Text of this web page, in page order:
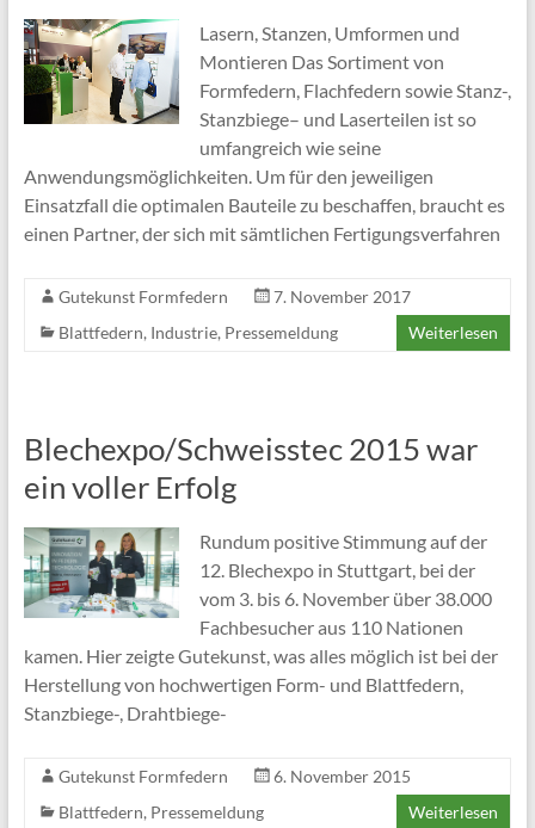
Lasern, Stanzen, Umformen und
Montieren Das Sortiment von
Formfedern, Flachfedern sowie Stanz-,
Stanzbiege– und Laserteilen ist so
umfangreich wie seine
Anwendungsmöglichkeiten. Um für den jeweiligen
Einsatzfall die optimalen Bauteile zu beschaffen, braucht es
einen Partner, der sich mit sämtlichen Fertigungsverfahren
Gutekunst Formfedern
7. November 2017
Blattfedern, Industrie, Pressemeldung Weiterlesen
Blechexpo/Schweisstec 2015 war
ein voller Erfolg
Rundum positive Stimmung auf der
12. Blechexpo in Stuttgart, bei der
vom 3. bis 6. November über 38.000
Fachbesucher aus 110 Nationen
kamen. Hier zeigte Gutekunst, was alles möglich ist bei der
Herstellung von hochwertigen Form- und Blattfedern,
Stanzbiege-, Drahtbiege-
Gutekunst Formfedern
6. November 2015
Blattfedern, Pressemeldung Weiterlesen